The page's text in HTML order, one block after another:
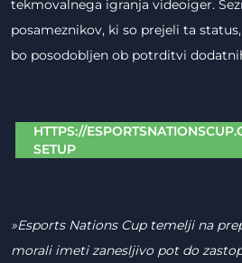
tekmovalnega igranja videoiger.
posameznikov, ki so prejeli ta
bo posodobljen ob potrditvi
HTTPS://
SETUP
»Esports Nations Cup temelji na
morali imeti zanesljivo pot do